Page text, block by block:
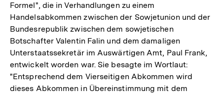
Formel", die in Verhandlungen zu einem
Handelsabkommen zwischen der Sowjetunion und der
Bundesrepublik zwischen dem sowjetischen
Botschafter Valentin Falin und dem damaligen
Unterstaatssekretär im Auswärtigen Amt, Paul Frank,
entwickelt worden war. Sie besagte im Wortlaut:
"Entsprechend dem Vierseitigen Abkommen wird
dieses Abkommen in Übereinstimmung mit dem